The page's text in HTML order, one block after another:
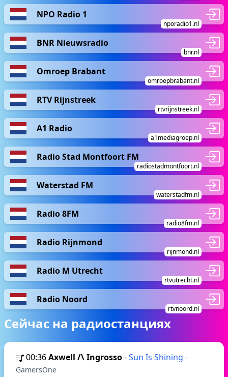
NPO Radio 1
nporadio1.nl
BNR Nieuwsradio
bnr.nl
Omroep Brabant
omroepbrabant.nl
RTV Rijnstreek
rtvrijnstreek.nl
A1 Radio
a1mediagroep.nl
Radio Stad Montfoort FM
radiostadmontfoort.nl
Waterstad FM
waterstadfm.nl
Radio 8FM
radio8fm.nl
Radio Rijnmond
rijnmond.nl
Radio M Utrecht
rtvutrecht.nl
Radio Noord
rtvnoord.nl
Сейчас на радиостанциях
00:36Axwell /\ Ingrosso-Sun Is Shining -
GamersOne